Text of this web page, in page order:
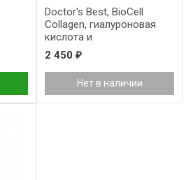
Doctor's Best, BioCell
Collagen, гиалуроновая
кислота и
хондроитинсульфат, 60
вегетарианских капсул
2 450 ₽
Нет в наличии